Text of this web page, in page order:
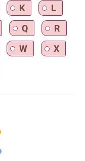
K
L
Q
R
W
X